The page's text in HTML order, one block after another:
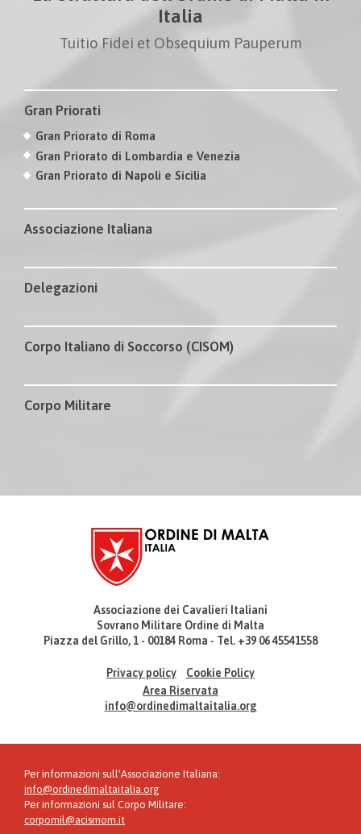
Italia
Tuitio Fidei et Obsequium Pauperum
Gran Priorati
Gran Priorato di Roma
Gran Priorato di Lombardia e Venezia
Gran Priorato di Napoli e Sicilia
Associazione Italiana
Delegazioni
Corpo Italiano di Soccorso (CISOM)
Corpo Militare
Associazione dei Cavalieri Italiani
Sovrano Militare Ordine di Malta
Piazza del Grillo, 1 - 00184 Roma - Tel. +39 06 45541558
Privacy policy
Cookie Policy
Area Riservata
info@ordinedimaltaitalia.org
Per informazioni sull'Associazione Italiana:
info@ordinedimaltaitalia.org
Per informazioni sul Corpo Militare:
corpomil@acismom.it